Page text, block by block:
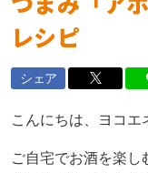
東京ガスの電気
ロイヤル会員サー
法人のお客さま
会社案内
レシピ
シェア
こんにちは、ヨコエ
ご自宅でお酒を楽し